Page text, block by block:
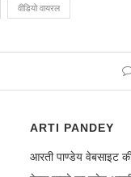
वीडियो वायरल
ARTI PANDEY
आरती पाण्डेय वेबसाइट